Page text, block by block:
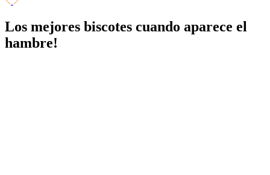
Los mejores biscotes cuando aparece el
hambre!